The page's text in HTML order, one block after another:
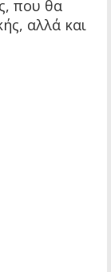
που θα
αλλά και